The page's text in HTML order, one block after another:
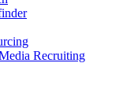
Recruiting